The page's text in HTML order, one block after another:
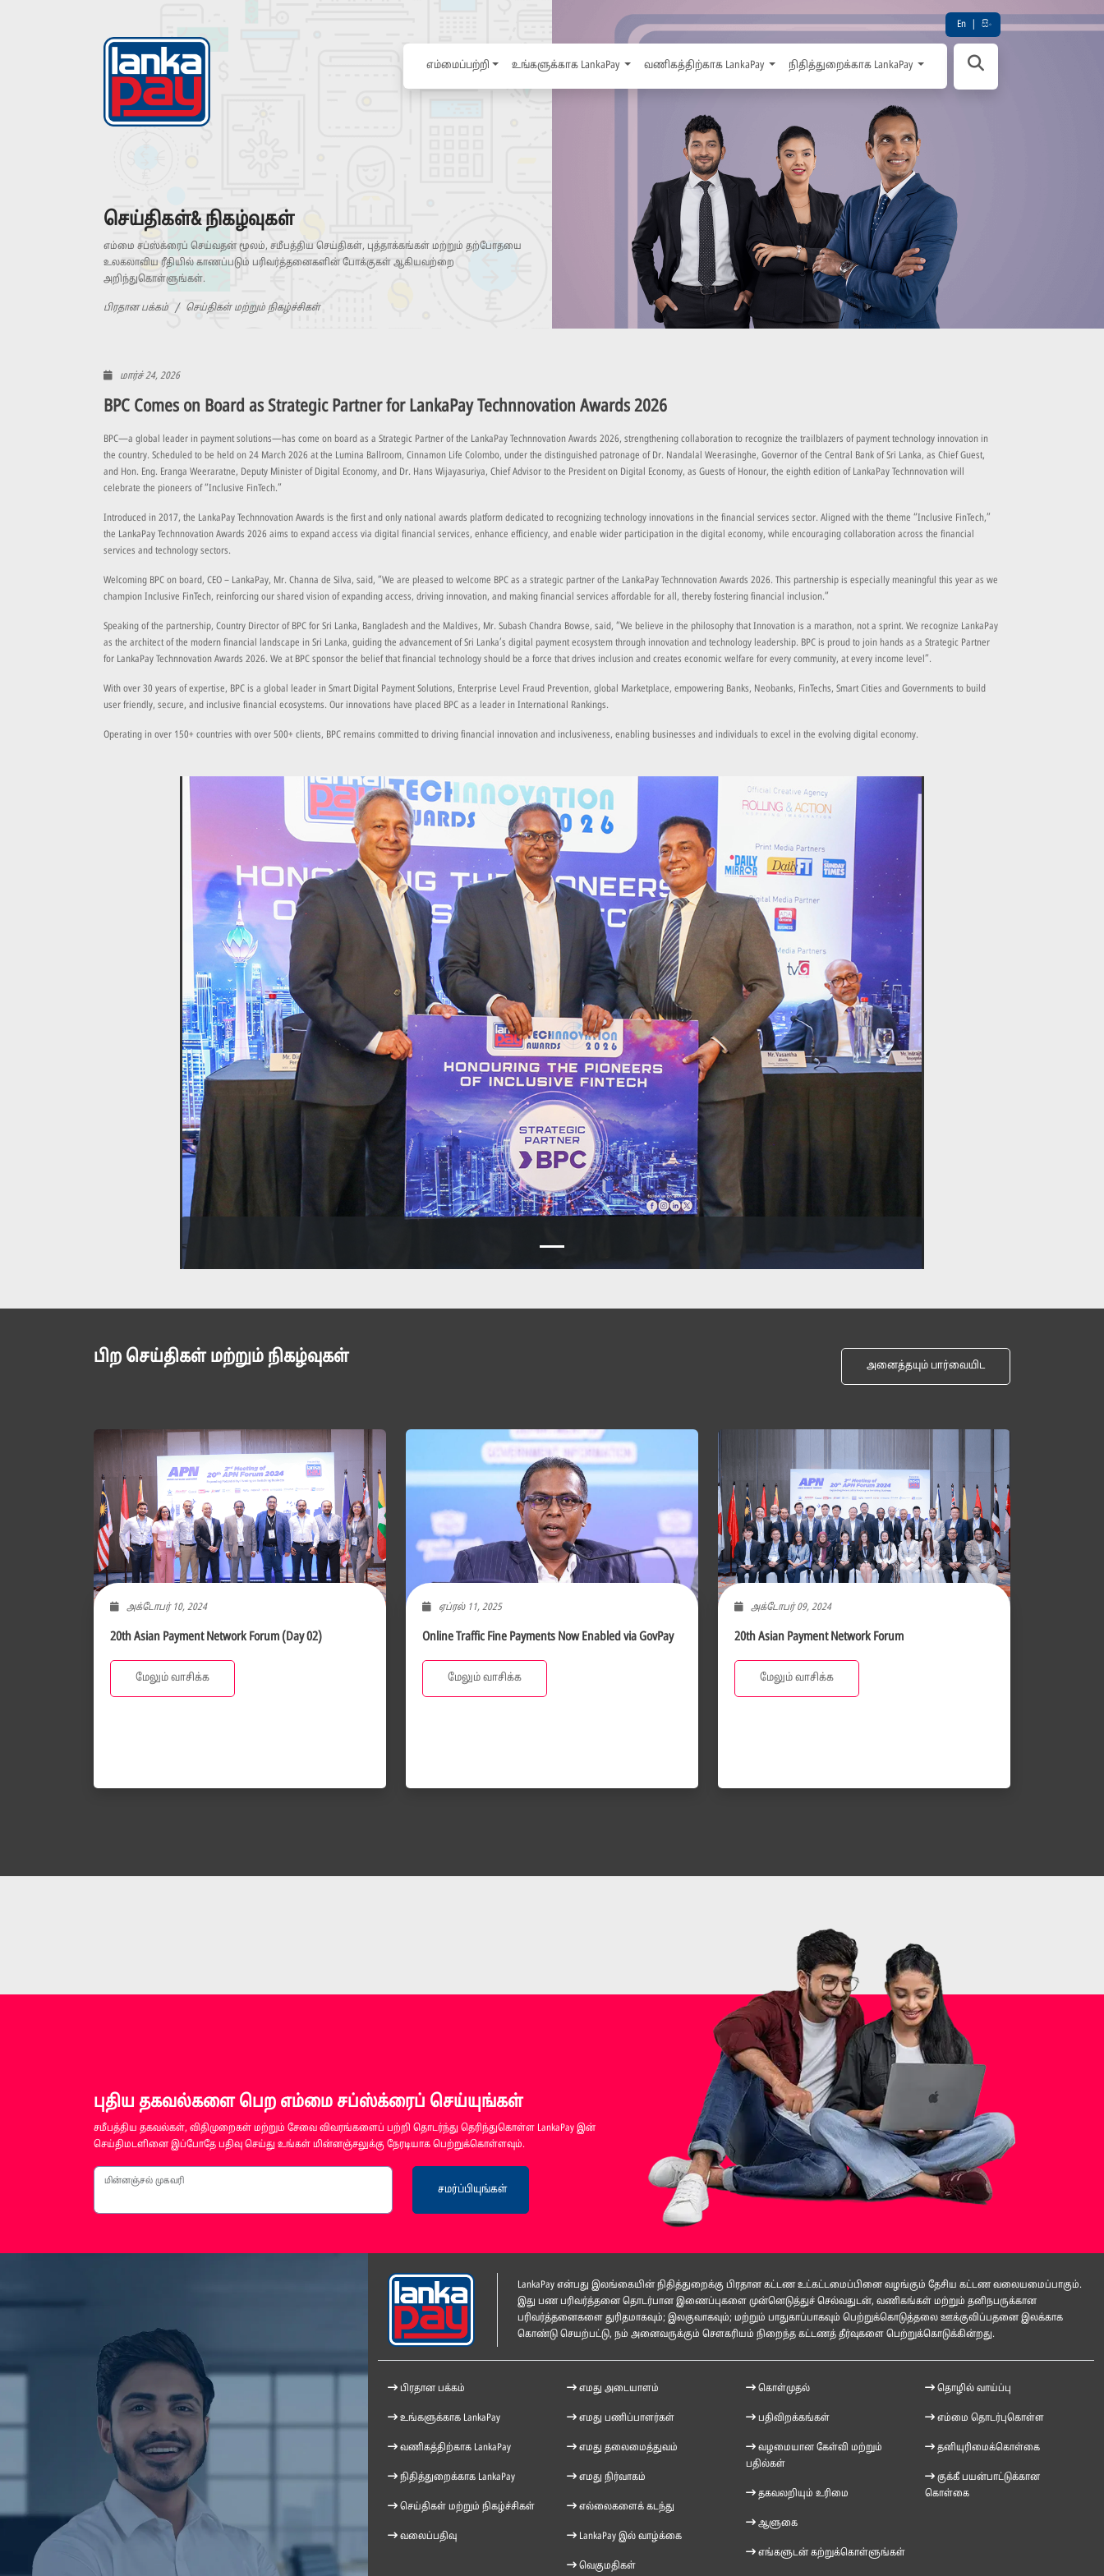
En සිං
எம்மைப்பற்றி உங்களுக்காக LankaPay வணிகத்திற்காக LankaPay நிதித்துறைக்காக LankaPay
செய்திகள்& நிகழ்வுகள்
எம்மை சப்ஸ்க்ரைப் செய்வதன் மூலம், சமீபத்திய செய்திகள், புத்தாக்கங்கள் மற்றும் தற்போதயை
உலகலாவிய ரீதியில் காணப்படும் பரிவர்த்தனைகளின் போக்குகள் ஆகியவற்றை
அறிந்துகொள்ளுங்கள்.
பிரதான பக்கம் செய்திகள் மற்றும் நிகழ்ச்சிகள்
மார்ச் 24, 2026
BPC Comes on Board as Strategic Partner for LankaPay Technnovation Awards 2026
BPC—a global leader in payment solutions—has come on board as a Strategic Partner of the LankaPay Technnovation Awards 2026, strengthening collaboration to recognize the trailblazers of payment technology innovation in
the country. Scheduled to be held on 24 March 2026 at the Lumina Ballroom, Cinnamon Life Colombo, under the distinguished patronage of Dr. Nandalal Weerasinghe, Governor of the Central Bank of Sri Lanka, as Chief Guest,
and Hon. Eng. Eranga Weeraratne, Deputy Minister of Digital Economy, and Dr. Hans Wijayasuriya, Chief Advisor to the President on Digital Economy, as Guests of Honour, the eighth edition of LankaPay Technnovation will
celebrate the pioneers of “Inclusive FinTech.”
Introduced in 2017, the LankaPay Technnovation Awards is the first and only national awards platform dedicated to recognizing technology innovations in the financial services sector. Aligned with the theme “Inclusive FinTech,”
the LankaPay Technnovation Awards 2026 aims to expand access via digital financial services, enhance efficiency, and enable wider participation in the digital economy, while encouraging collaboration across the financial
services and technology sectors.
Welcoming BPC on board, CEO – LankaPay, Mr. Channa de Silva, said, “We are pleased to welcome BPC as a strategic partner of the LankaPay Technnovation Awards 2026. This partnership is especially meaningful this year as we
champion Inclusive FinTech, reinforcing our shared vision of expanding access, driving innovation, and making financial services affordable for all, thereby fostering financial inclusion.”
Speaking of the partnership, Country Director of BPC for Sri Lanka, Bangladesh and the Maldives, Mr. Subash Chandra Bowse, said, “We believe in the philosophy that Innovation is a marathon, not a sprint. We recognize LankaPay
as the architect of the modern financial landscape in Sri Lanka, guiding the advancement of Sri Lanka’s digital payment ecosystem through innovation and technology leadership. BPC is proud to join hands as a Strategic Partner
for LankaPay Technnovation Awards 2026. We at BPC sponsor the belief that financial technology should be a force that drives inclusion and creates economic welfare for every community, at every income level”.
With over 30 years of expertise, BPC is a global leader in Smart Digital Payment Solutions, Enterprise Level Fraud Prevention, global Marketplace, empowering Banks, Neobanks, FinTechs, Smart Cities and Governments to build
user friendly, secure, and inclusive financial ecosystems. Our innovations have placed BPC as a leader in International Rankings.
Operating in over 150+ countries with over 500+ clients, BPC remains committed to driving financial innovation and inclusiveness, enabling businesses and individuals to excel in the evolving digital economy.
பிற செய்திகள் மற்றும் நிகழ்வுகள் அனைத்தயும் பார்வையிட
அக்டோபர் 10, 2024
20th Asian Payment Network Forum (Day 02)
மேலும் வாசிக்க
ஏப்ரல் 11, 2025
Online Traffic Fine Payments Now Enabled via GovPay
மேலும் வாசிக்க
அக்டோபர் 09, 2024
20th Asian Payment Network Forum
மேலும் வாசிக்க
புதிய தகவல்களை பெற எம்மை சப்ஸ்க்ரைப் செய்யுங்கள்
சமீபத்திய தகவல்கள், விதிமுறைகள் மற்றும் சேவை விவரங்களைப் பற்றி தொடர்ந்து தெரிந்துகொள்ள LankaPay இன்
செய்திமடளினை இப்போதே பதிவு செய்து உங்கள் மின்னஞ்சலுக்கு நேரடியாக பெற்றுக்கொள்ளவும்.
மின்னஞ்சல் முகவரி
சமர்ப்பியுங்கள்
LankaPay என்பது இலங்கையின் நிதித்துறைக்கு பிரதான கட்டண உட்கட்டமைப்பினை வழங்கும் தேசிய கட்டண வலையமைப்பாகும்.
இது பண பரிவர்த்தனை தொடர்பான இணைப்புகளை முன்னெடுத்துச் செல்வதுடன், வணிகங்கள் மற்றும் தனிநபருக்கான
பரிவர்த்தனைகளை துரிதமாகவும்; இலகுவாகவும்; மற்றும் பாதுகாப்பாகவும் பெற்றுக்கொடுத்தலை ஊக்குவிப்பதனை இலக்காக
கொண்டு செயற்பட்டு, நம் அனைவருக்கும் சௌகரியம் நிறைந்த கட்டணத் தீர்வுகளை பெற்றுக்கொடுக்கின்றது.
பிரதான பக்கம்
உங்களுக்காக LankaPay
வணிகத்திற்காக LankaPay
நிதித்துறைக்காக LankaPay
செய்திகள் மற்றும் நிகழ்ச்சிகள்
வலைப்பதிவு
எமது அடையாளம்
எமது பணிப்பாளர்கள்
எமது தலைமைத்துவம்
எமது நிர்வாகம்
எல்லைகளைக் கடந்து
LankaPay இல் வாழ்க்கை
வெகுமதிகள்
கொள்முதல்
பதிவிறக்கங்கள்
வழமையான கேள்வி மற்றும்
பதில்கள்
தகவலறியும் உரிமை
ஆளுகை
எங்களுடன் கற்றுக்கொள்ளுங்கள்
தொழில் வாய்ப்பு
எம்மை தொடர்புகொள்ள
தனியுரிமைக்கொள்கை
குக்கீ பயன்பாட்டுக்கான
கொள்கை